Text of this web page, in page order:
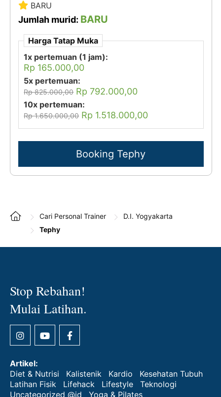
BARU
Jumlah murid: BARU
Harga Tatap Muka
1x pertemuan (1 jam):
Rp 165.000,00
5x pertemuan:
Rp 825.000,00 Rp 792.000,00
10x pertemuan:
Rp 1.650.000,00 Rp 1.518.000,00
Booking Tephy
Cari Personal Trainer
D.I. Yogyakarta
Tephy
Stop Rebahan!
Mulai Latihan.
Artikel:
Diet & Nutrisi
Kalistenik Kardio
Kesehatan Tubuh
Latihan Fisik
Lifehack Lifestyle
Teknologi
Uncategorized @id
Yoga & Pilates